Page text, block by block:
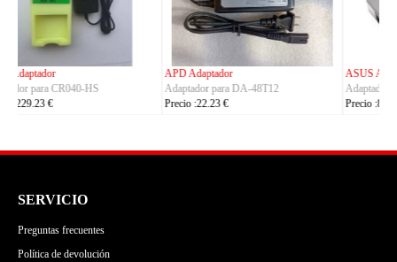
ASUS Adaptador
Adaptador para ADP-380AB_B
Precio :86.23 €
OLYMPUS Adaptador
Adaptador para CH4000
Precio :100.23 €
SERVICIO
Preguntas frecuentes
Política de devolución